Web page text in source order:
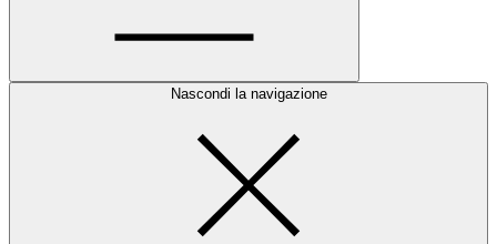
Nascondi la navigazione